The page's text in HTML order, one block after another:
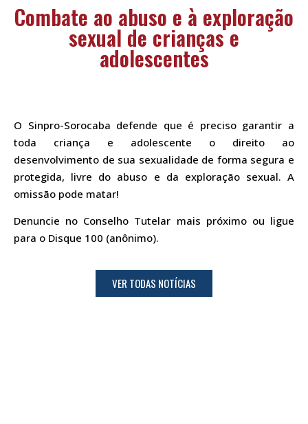
Combate ao abuso e à exploração
sexual de crianças e
adolescentes
O Sinpro-Sorocaba defende que é preciso garantir a
toda criança e adolescente o direito ao
desenvolvimento de sua sexualidade de forma segura e
protegida, livre do abuso e da exploração sexual. A
omissão pode matar!
Denuncie no Conselho Tutelar mais próximo ou ligue
para o Disque 100 (anônimo).
VER TODAS NOTÍCIAS